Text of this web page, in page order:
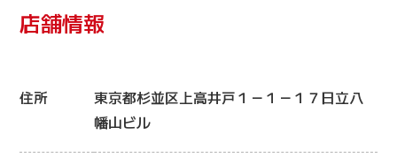
店舗情報
住所
東京都杉並区上高井戸１－１－１７日立八
幡山ビル